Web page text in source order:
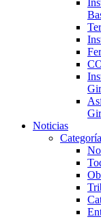
Noticias